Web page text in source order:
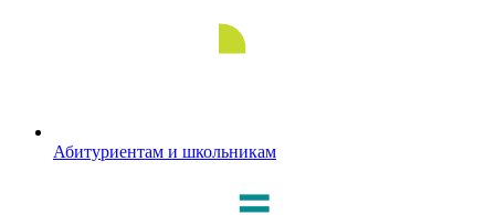
Абитуриентам и школьникам